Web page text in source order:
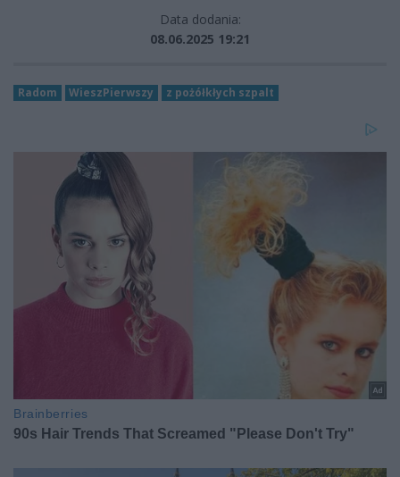
Data dodania:
08.06.2025 19:21
Radom WieszPierwszy z pożółkłych szpalt